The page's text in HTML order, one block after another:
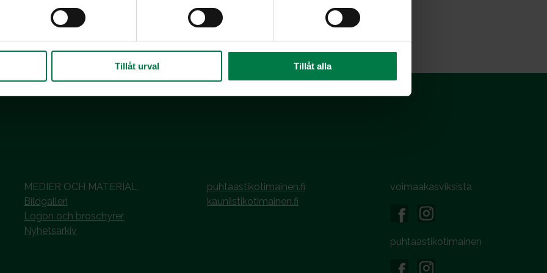
Tillåt urval Tillåt alla
MEDIER OCH MATERIAL
Bildgalleri
Logon och broschyrer
Nyhetsarkiv
puhtaastikotimainen.fi
kauniistikotimainen.fi
voimaakasviksista
puhtaastikotimainen